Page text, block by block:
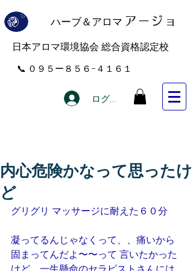
ハーブ＆アロマ アー ジョ
​日本アロマ環境協会 総合資格認定校
​📞 ０９５ー８５６−４１６１
ログイン
内心危険かなって思ったけ
ど
グリグリ マッサージに耐えた６０分
凝ってるんじゃなくって、、痛いから
固まってんだよ〜〜って 言いたかった